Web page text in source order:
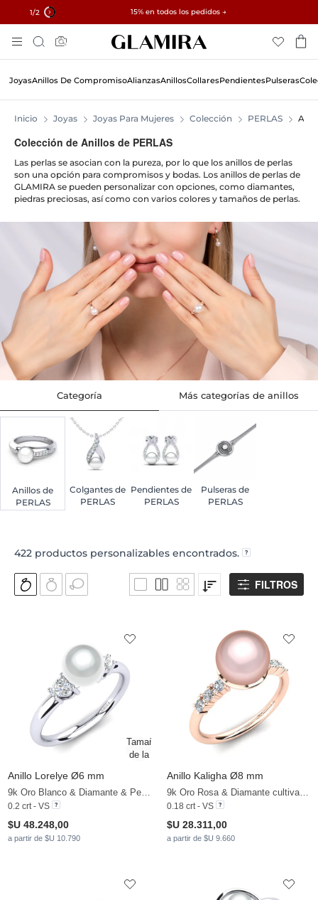
1/2 15% en todos los pedidos →
✓ Devoluciones en 60 días ✓ Redimensionamiento gratuito
To
Content
Búsqueda
JoyasAnillos De CompromisoAlianzasAnillosCollaresPendientesPulseras
Inicio Joyas Joyas Para Mujeres Colección PERLAS
Colección de Anillos de PERLAS
Las perlas se asocian con la pureza, por lo que los anillos de perlas
son una opción para compromisos y bodas. Los anillos de perlas de
GLAMIRA se pueden personalizar con opciones, como diamantes,
piedras preciosas, así como con varios colores y tamaños de perlas.
Categoría
Anillos de
PERLAS
Colgantes de
PERLAS
Pendientes de
PERLAS
Pulseras de
PERLAS
Más categorías de anillos
422 productos personalizables encontrados.
FILTROS
Anillo Lorelye Ø6 mm
9k Oro Blanco & Diamante & Perla blanca
0.2 crt - VS
$U 48.248,00
a partir de $U 10.790
Anillo Kaligha Ø8 mm
9k Oro Rosa & Diamante cultivado en laboratorio & Perla rosa
0.18 crt - VS
$U 28.311,00
a partir de $U 9.660